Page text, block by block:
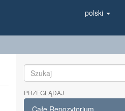
polski
PRZEGLĄDAJ
Całe Repozytorium